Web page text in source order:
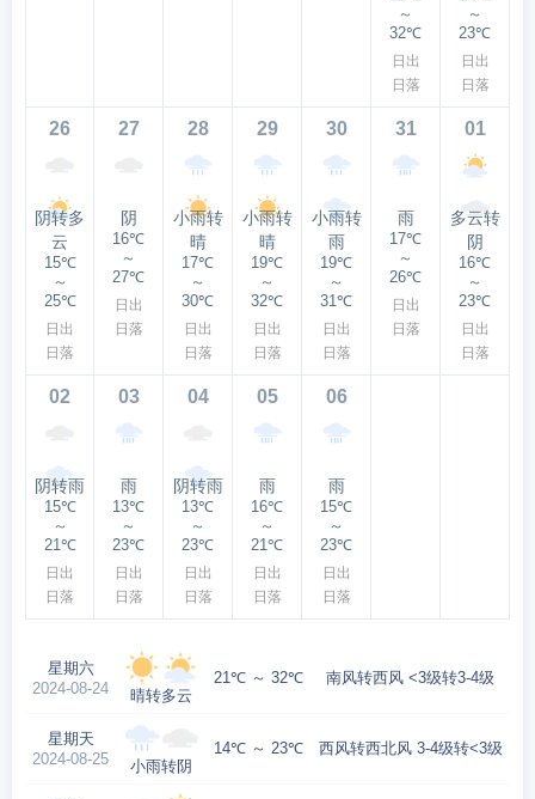
～
32℃
日出
日落
～
23℃
日出
日落
26
阴转多
云
15℃
～
25℃
日出
日落
27
阴
16℃
～
27℃
日出
日落
28
小雨转
晴
17℃
～
30℃
日出
日落
29
小雨转
晴
19℃
～
32℃
日出
日落
30
小雨转
雨
19℃
～
31℃
日出
日落
31
雨
17℃
～
26℃
日出
日落
01
多云转
阴
16℃
～
23℃
日出
日落
02
阴转雨
15℃
～
21℃
日出
日落
03
雨
13℃
～
23℃
日出
日落
04
阴转雨
13℃
～
23℃
日出
日落
05
雨
16℃
～
21℃
日出
日落
06
雨
15℃
～
23℃
日出
日落
星期六
2024-08-24
晴转多云
21℃ ～ 32℃ 南风转西风 <3级转3-4级
星期天
2024-08-25
小雨转阴
14℃ ～ 23℃ 西风转西北风 3-4级转<3级